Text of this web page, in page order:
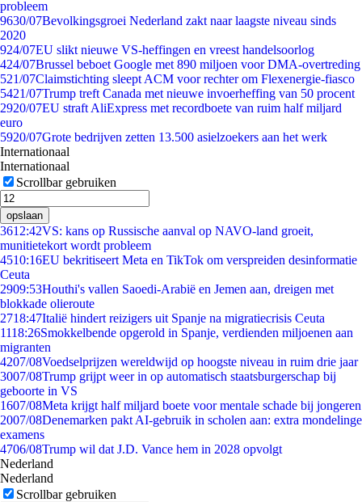
probleem
9630/07Bevolkingsgroei Nederland zakt naar laagste niveau sinds
2020
924/07EU slikt nieuwe VS-heffingen en vreest handelsoorlog
424/07Brussel beboet Google met 890 miljoen voor DMA-overtreding
521/07Claimstichting sleept ACM voor rechter om Flexenergie-fiasco
5421/07Trump treft Canada met nieuwe invoerheffing van 50 procent
2920/07EU straft AliExpress met recordboete van ruim half miljard
euro
5920/07Grote bedrijven zetten 13.500 asielzoekers aan het werk
Internationaal
Internationaal
Scrollbar gebruiken
opslaan
3612:42VS: kans op Russische aanval op NAVO-land groeit,
munitietekort wordt probleem
4510:16EU bekritiseert Meta en TikTok om verspreiden desinformatie
Ceuta
2909:53Houthi's vallen Saoedi-Arabië en Jemen aan, dreigen met
blokkade olieroute
2718:47Italië hindert reizigers uit Spanje na migratiecrisis Ceuta
1118:26Smokkelbende opgerold in Spanje, verdienden miljoenen aan
migranten
4207/08Voedselprijzen wereldwijd op hoogste niveau in ruim drie jaar
3007/08Trump grijpt weer in op automatisch staatsburgerschap bij
geboorte in VS
1607/08Meta krijgt half miljard boete voor mentale schade bij jongeren
2007/08Denemarken pakt AI-gebruik in scholen aan: extra mondelinge
examens
4706/08Trump wil dat J.D. Vance hem in 2028 opvolgt
Nederland
Nederland
Scrollbar gebruiken